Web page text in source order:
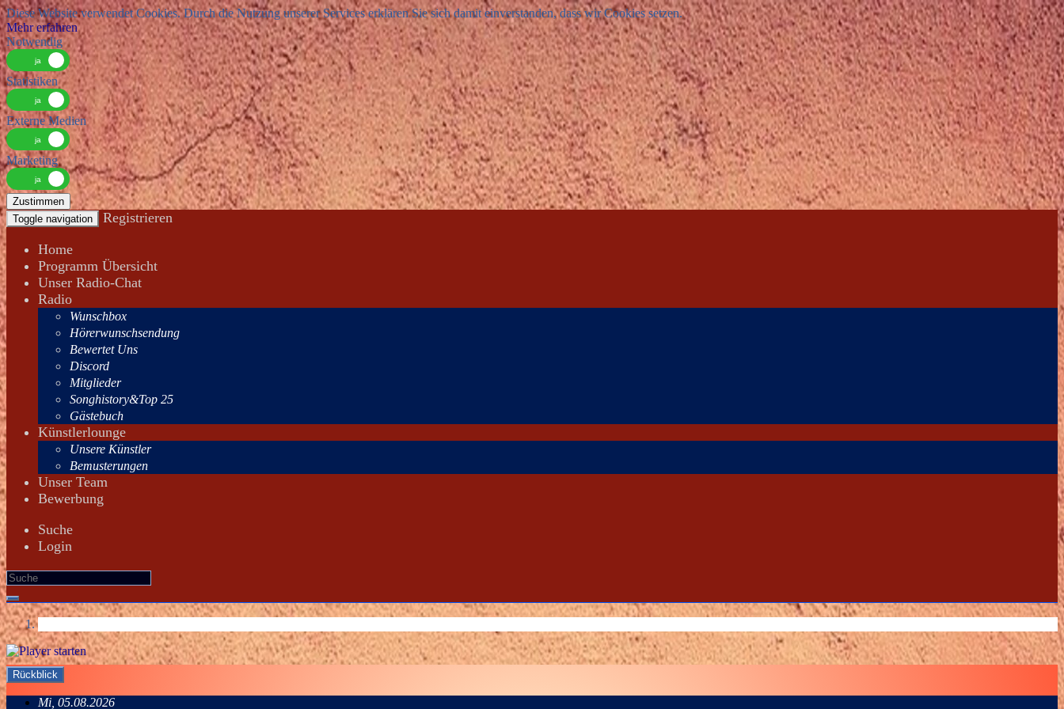
Diese Website verwendet Cookies. Durch die Nutzung unserer Services erklären Sie sich damit einverstanden, dass wir Cookies setzen.
Mehr erfahren
Notwendig
Statistiken
Externe Medien
Marketing
Zustimmen
Toggle navigation
Registrieren
Home
Programm Übersicht
Unser Radio-Chat
Radio
Wunschbox
Hörerwunschsendung
Bewertet Uns
Discord
Mitglieder
Songhistory&Top 25
Gästebuch
Künstlerlounge
Unsere Künstler
Bemusterungen
Unser Team
Bewerbung
Suche
Login
Rückblick
Mi, 05.08.2026